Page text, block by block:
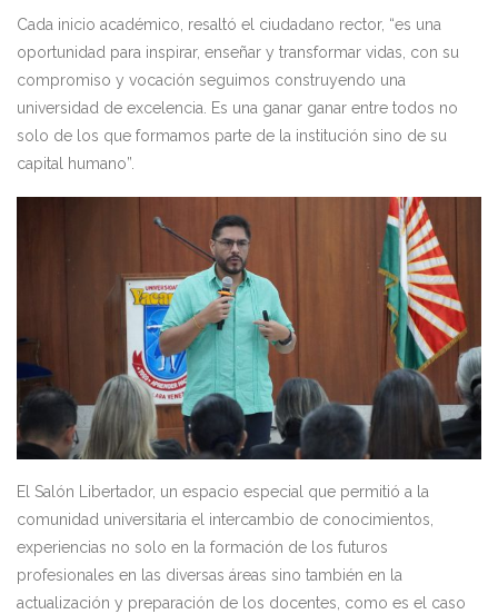
Cada inicio académico, resaltó el ciudadano rector, “es una
oportunidad para inspirar, enseñar y transformar vidas, con su
compromiso y vocación seguimos construyendo una
universidad de excelencia. Es una ganar ganar entre todos no
solo de los que formamos parte de la institución sino de su
capital humano”.
El Salón Libertador, un espacio especial que permitió a la
comunidad universitaria el intercambio de conocimientos,
experiencias no solo en la formación de los futuros
profesionales en las diversas áreas sino también en la
actualización y preparación de los docentes, como es el caso